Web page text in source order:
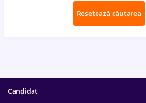
Resetează căutarea
Candidat